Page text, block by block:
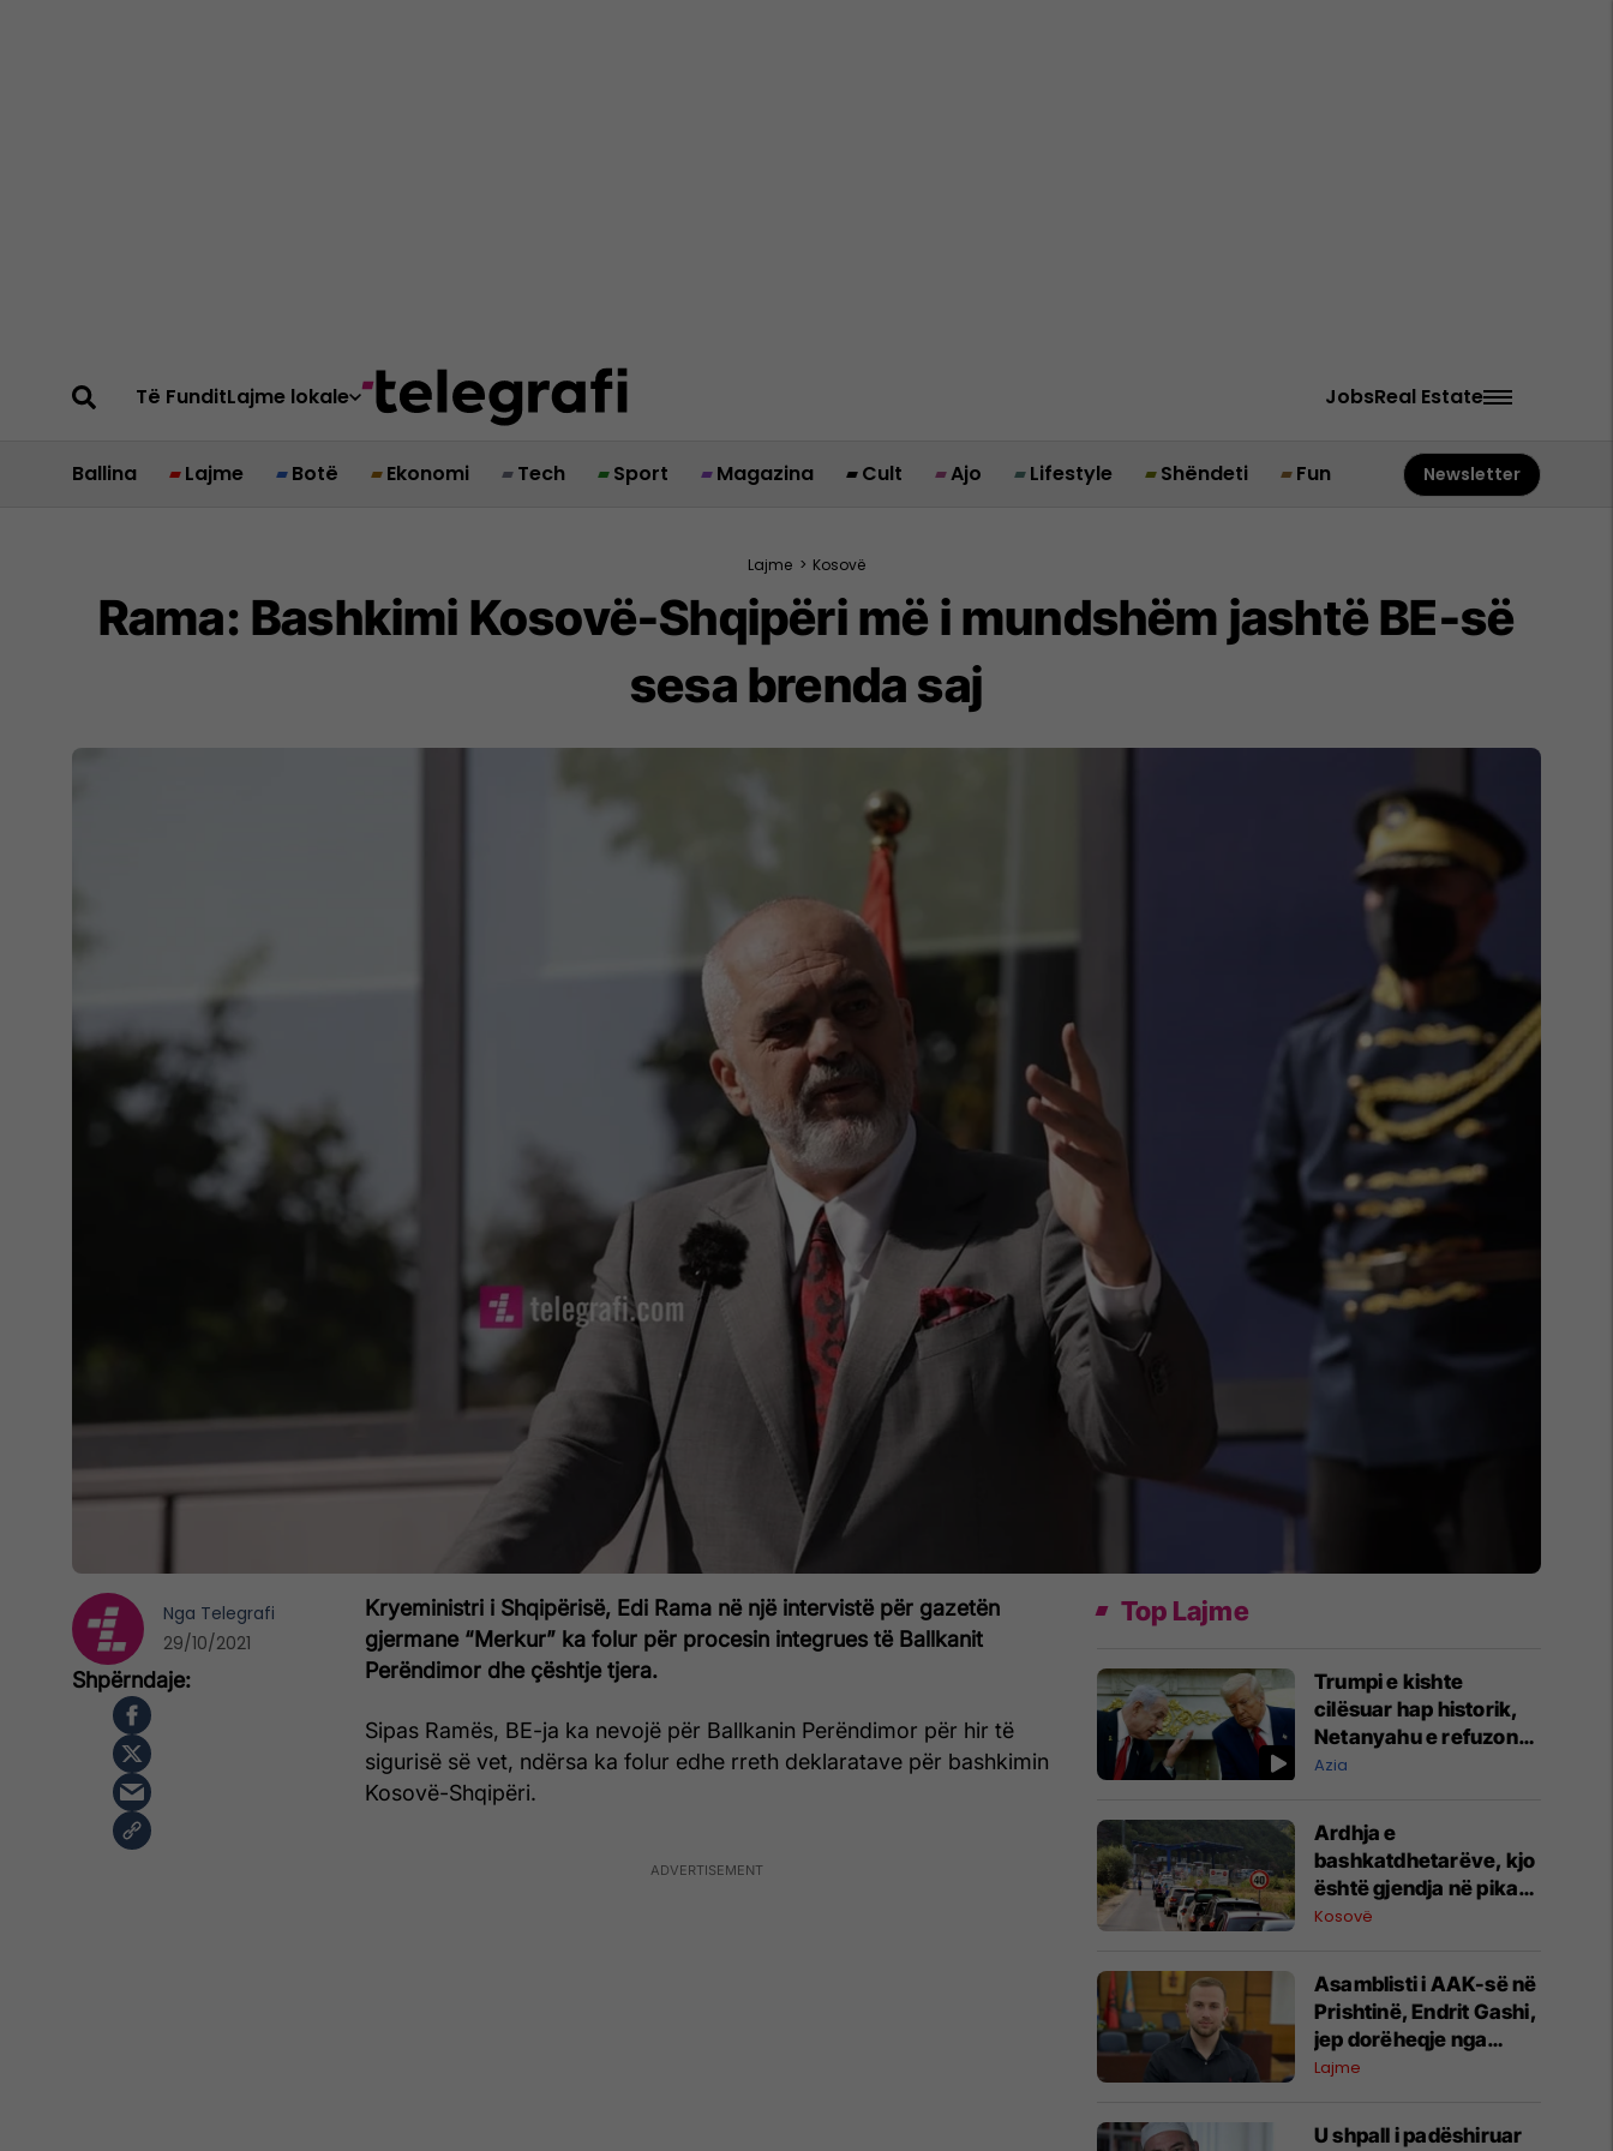
Të FunditLajme lokale JobsReal Estate
Ballina Lajme Botë Ekonomi Tech Sport Magazina Cult Ajo Lifestyle Shëndeti Fun Newsletter
Lajme > Kosovë
Rama: Bashkimi Kosovë-Shqipëri më i mundshëm jashtë BE-së
sesa brenda saj
Kryeministri i Shqipërisë, Edi Rama në një intervistë për gazetën
gjermane “Merkur” ka folur për procesin integrues të Ballkanit
Perëndimor dhe çështje tjera.
Sipas Ramës, BE-ja ka nevojë për Ballkanin Perëndimor për hir të
sigurisë së vet, ndërsa ka folur edhe rreth deklaratave për bashkimin
Kosovë-Shqipëri.
Nga Telegrafi
29/10/2021
Top Lajme
Trumpi e kishte
cilësuar hap historik,
Netanyahu e refuzon
marrëveshjen për
Azia
Ardhja e
bashkatdhetarëve, kjo
është gjendja në pikat
kufitare
Kosovë
Asamblisti i AAK-së në
Prishtinë, Endrit Gashi,
jep dorëheqje nga
partia
Lajme
U shpall i padëshiruar